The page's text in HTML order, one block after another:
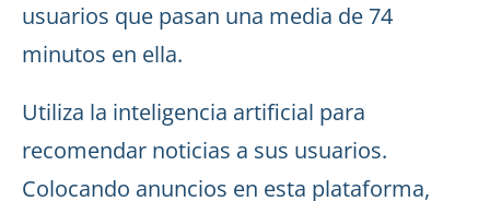
usuarios que pasan una media de 74
minutos en ella.
Utiliza la inteligencia artificial para
recomendar noticias a sus usuarios.
Colocando anuncios en esta plataforma,